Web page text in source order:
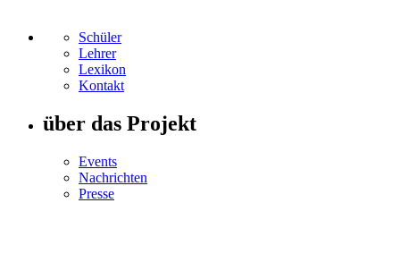
Schüler
Lehrer
Lexikon
Kontakt
über das Projekt
Events
Nachrichten
Presse